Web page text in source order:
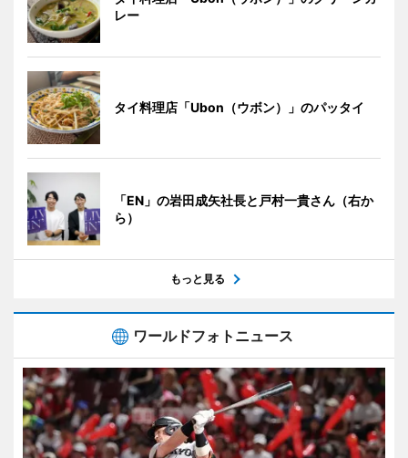
レー
タイ料理店「Ubon（ウボン）」のパッタイ
「EN」の岩田成矢社長と戸村一貴さん（右か
ら）
もっと見る
ワールドフォトニュース